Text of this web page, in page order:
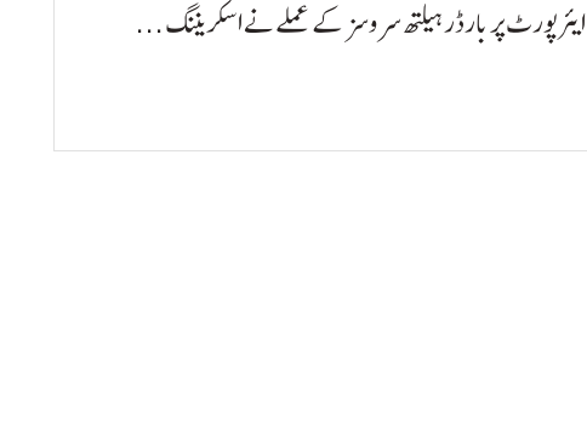
ایئرپورٹ پر بارڈر ہیلتھ سروسز کے عملے نے اسکریننگ ...